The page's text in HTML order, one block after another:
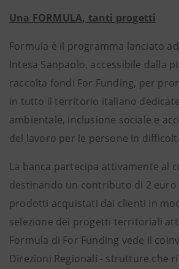
Una FORMULA, tanti progetti
Formula è il programma lanciato
Intesa Sanpaolo, accessibile dalla
raccolta fondi For Funding, per
in tutto il territorio italiano
ambientale, inclusione sociale e
del lavoro per le persone in
La banca partecipa attivamente al
destinando un contributo di 2 euro
prodotti acquistati dai clienti in
selezione dei progetti territoriali
Formula di For Funding vede il
Direzioni Regionali - strutture che